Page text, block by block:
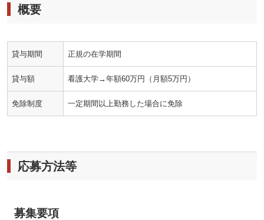
概要
貸与期間 正規の在学期間
貸与額 看護大学→年額60万円（月額5万円）
免除制度 一定期間以上勤務した場合に免除
応募方法等
募集要項